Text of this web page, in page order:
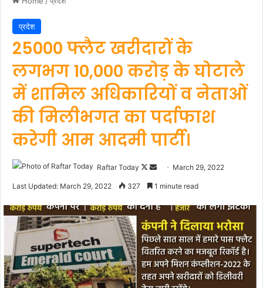
प्रदेश
25000 फ्लैट खरीदारों के
लगभग 10,000 करोड़ के घोटाले
में शामिल अधिकारियों व नेताओं
की मिलीभगत का पर्दाफाश
करेगी आम आदमी पार्टी।
Raftar Today
Follow
on
Send March 29, 2022
Last Updated: March 29, 2022 327 1 minute read